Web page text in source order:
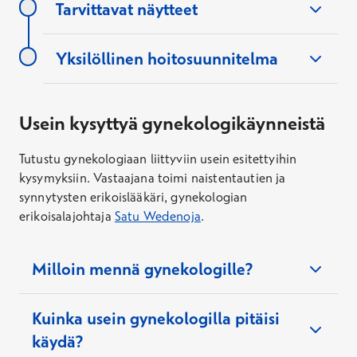
Hinta
Kela-korvauksen jälkeen80,70 €
Gynekologi-chat lauantaisin 7–21
115,20 €
Gynekologi-chat sunnuntaisin 7–21
pituus, vuodon kesto, edellisten
kuukautisten ajankohta)
Tiedot mahdollisista raskauksista ja
leikkauksista
Mahdolliset perinnölliset riskitekijät
(esimerkiksi syöpä tai veritulppa
lähisukulaisella)
Tarvittavat näytteet
Yksilöllinen hoitosuunnitelma
Usein kysyttyä gynekologikäynneistä
Tutustu gynekologiaan liittyviin usein esitettyihin
kysymyksiin. Vastaajana toimi naistentautien ja
synnytysten erikoislääkäri, gynekologian
erikoisalajohtaja Satu Wedenoja.
Milloin mennä gynekologille?
Kuinka usein gynekologilla pitäisi
käydä?